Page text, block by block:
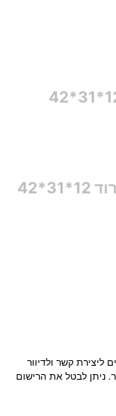
קשר ולדיוור
לבטל את הרישום